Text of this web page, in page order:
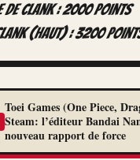
Clank : 2000 points
(Haut) : 3200
Toei Games (One Piece,
Steam: l’éditeur Bandai
nouveau rapport de force